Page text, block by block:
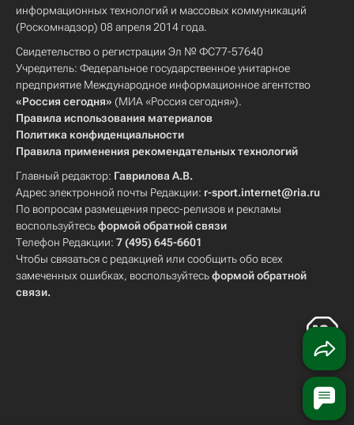
информационных технологий и массовых коммуникаций
(Роскомнадзор) 08 апреля 2014 года.
Свидетельство о регистрации Эл № ФС77-57640
Учредитель: Федеральное государственное унитарное
предприятие Международное информационное агентство
«Россия сегодня» (МИА «Россия сегодня»).
Правила использования материалов
Политика конфиденциальности
Правила применения рекомендательных технологий
Главный редактор: Гаврилова А.В.
Адрес электронной почты Редакции: r-sport.internet@ria.ru
По вопросам размещения пресс-релизов и рекламы
воспользуйтесьформой обратной связи
Телефон Редакции: 7 (495) 645-6601
Чтобы связаться с редакцией или сообщить обо всех
замеченных ошибках, воспользуйтесьформой обратной
связи.